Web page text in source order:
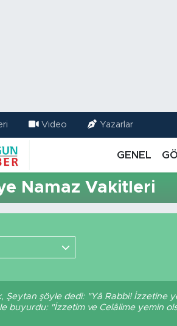
Video Yazarlar
GENEL
Namaz Vakitleri
Şeytan şöyle dedi: "Yâ Rabbi! İzzetine
buyurdu: "İzzetim ve Celâlime yemin
Puan Durumu ve Fikstür